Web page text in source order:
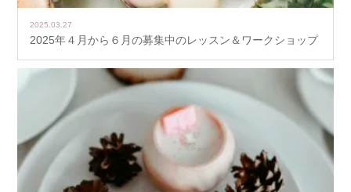
2025.03.27
2025年４月から６月の募集中のレッスン＆ワークショップ